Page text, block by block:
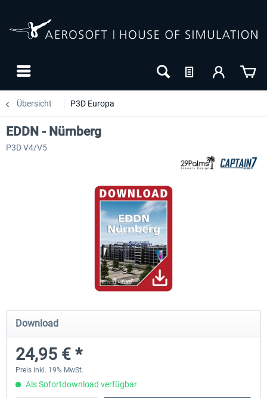
Übersicht P3D Europa
Hamburg-Finkenwerder
11,90 € *
Madeira X Evolution
EDDN - Nürnberg
P3D V4/V5
Download
24,95 € *
Preis inkl. 19% MwSt.
Als Sofortdownload verfügbar